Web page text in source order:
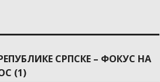
СРПСКЕ – ФОКУС НА
(1)